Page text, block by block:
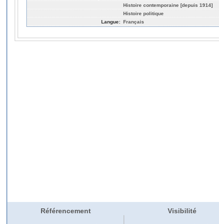
Histoire contemporaine [depuis 1914]
Histoire politique
Langue: Français
Référencement Visibilité